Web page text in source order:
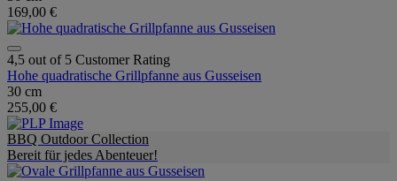
169,00 €
4,5 out of 5 Customer Rating
Hohe quadratische Grillpfanne aus Gusseisen
30 cm
255,00 €
BBQ Outdoor Collection
Bereit für jedes Abenteuer!